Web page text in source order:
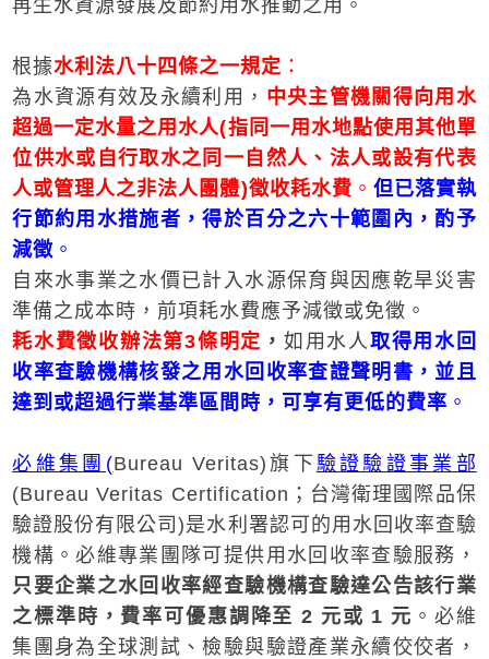
再生水資源發展及節約用水推動之用。
根據水利法八十四條之一規定 ：
為水資源有效及永續利用， 中央主管機關得向用水
超過一定水量之用水人(指同一用水地點使用其他單
位供水或自行取水之同一自然人、法人或設有代表
人或管理人之非法人團體)徵收耗水費 。 但已落實執
行節約用水措施者，得於百分之六十範圍內，酌予
減徵 。
自來水事業之水價已計入水源保育與因應乾旱災害
準備之成本時，前項耗水費應予減徵或免徵。
耗水費徵收辦法第3條明定 ， 如用水人 取得用水回
收率查驗機構核發之用水回收率查證聲明書，並且
達到或超過行業基準區間時，可享有更低的費率 。
必維集團(Bureau Veritas)旗下 驗證驗證事業部
(Bureau Veritas Certification；台灣衛理國際品保
驗證股份有限公司)是水利署認可的用水回收率查驗
機構。必維專業團隊可提供用水回收率查驗服務，
只要企業之水回收率經查驗機構查驗達公告該行業
之標準時，費率可優惠調降至 2 元或 1 元 。必維
集團身為全球測試、檢驗與驗證產業永續佼佼者，